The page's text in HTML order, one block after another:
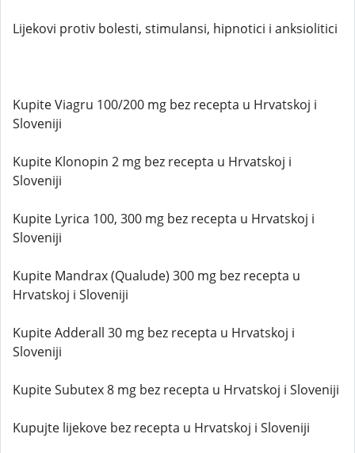
Lijekovi protiv bolesti, stimulansi, hipnotici i anksiolitici
Kupite Viagru 100/200 mg bez recepta u Hrvatskoj i
Sloveniji
Kupite Klonopin 2 mg bez recepta u Hrvatskoj i
Sloveniji
Kupite Lyrica 100, 300 mg bez recepta u Hrvatskoj i
Sloveniji
Kupite Mandrax (Qualude) 300 mg bez recepta u
Hrvatskoj i Sloveniji
Kupite Adderall 30 mg bez recepta u Hrvatskoj i
Sloveniji
Kupite Subutex 8 mg bez recepta u Hrvatskoj i Sloveniji
Kupujte lijekove bez recepta u Hrvatskoj i Sloveniji